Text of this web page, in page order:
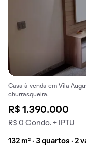
Casa à venda em Vila
churrasqueira.
R$ 1.390.000
R$ 0 Condo. + IPTU
132 m² · 3 quartos · 2